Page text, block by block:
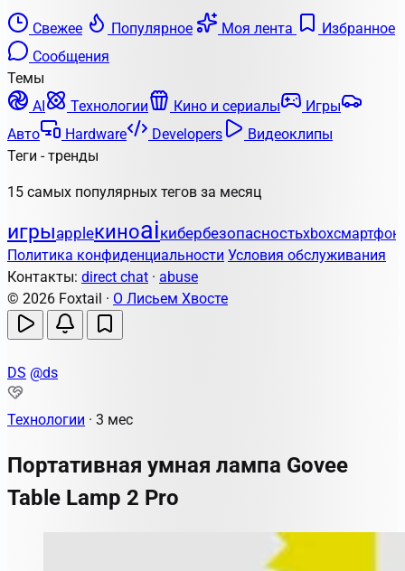
Свежее Популярное Моя лента
Избранное
Сообщения
Темы
AI
Технологии Кино и сериалы
Игры
Авто
Hardware Developers
Видеоклипы
Теги - тренды
15 самых популярных тегов за месяц
игрыappleкиноaiкибербезопасностьxbox
Политика конфиденциальности Условия обслуживания
Контакты: direct chat · abuse
© 2026 Foxtail · О Лисьем Хвосте
DS @ds
Технологии · 3 мес
Портативная умная лампа Govee
Table Lamp 2 Pro